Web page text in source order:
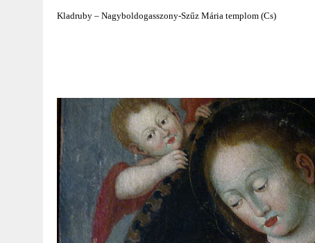
Kladruby – Nagyboldogasszony-Szűz Mária templom (Cs)